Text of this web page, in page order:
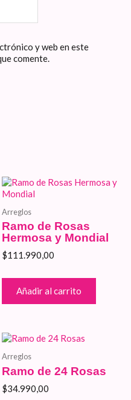
y web en este
comente.
Arreglos
Ramo de Rosas
Hermosa y Mondial
$111.990,00
Añadir al carrito
Arreglos
Ramo de 24 Rosas
$34.990,00